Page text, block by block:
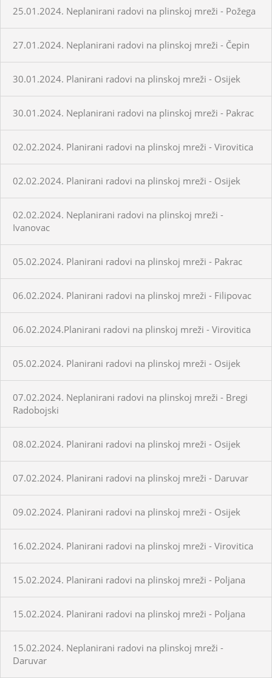
25.01.2024. Neplanirani radovi na plinskoj mreži - Požega
27.01.2024. Neplanirani radovi na plinskoj mreži - Čepin
30.01.2024. Planirani radovi na plinskoj mreži - Osijek
30.01.2024. Neplanirani radovi na plinskoj mreži - Pakrac
02.02.2024. Planirani radovi na plinskoj mreži - Virovitica
02.02.2024. Planirani radovi na plinskoj mreži - Osijek
02.02.2024. Neplanirani radovi na plinskoj mreži -
Ivanovac
05.02.2024. Planirani radovi na plinskoj mreži - Pakrac
06.02.2024. Planirani radovi na plinskoj mreži - Filipovac
06.02.2024.Planirani radovi na plinskoj mreži - Virovitica
05.02.2024. Planirani radovi na plinskoj mreži - Osijek
07.02.2024. Neplanirani radovi na plinskoj mreži - Bregi
Radobojski
08.02.2024. Planirani radovi na plinskoj mreži - Osijek
07.02.2024. Planirani radovi na plinskoj mreži - Daruvar
09.02.2024. Planirani radovi na plinskoj mreži - Osijek
16.02.2024. Planirani radovi na plinskoj mreži - Virovitica
15.02.2024. Planirani radovi na plinskoj mreži - Poljana
15.02.2024. Planirani radovi na plinskoj mreži - Poljana
15.02.2024. Neplanirani radovi na plinskoj mreži -
Daruvar